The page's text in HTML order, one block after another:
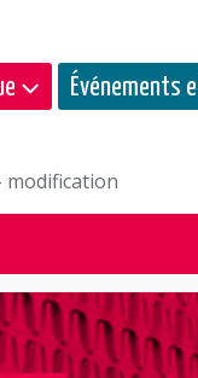
Événements
modification